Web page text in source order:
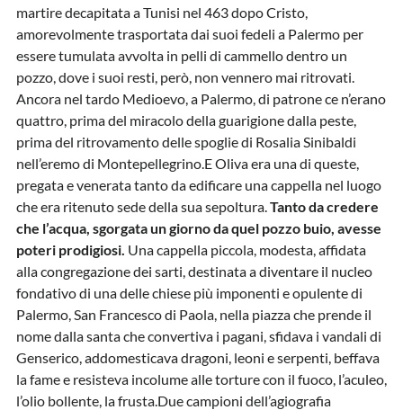
martire decapitata a Tunisi nel 463 dopo Cristo,
amorevolmente trasportata dai suoi fedeli a Palermo per
essere tumulata avvolta in pelli di cammello dentro un
pozzo, dove i suoi resti, però, non vennero mai ritrovati.
Ancora nel tardo Medioevo, a Palermo, di patrone ce n’erano
quattro, prima del miracolo della guarigione dalla peste,
prima del ritrovamento delle spoglie di Rosalia Sinibaldi
nell’eremo di Montepellegrino.E Oliva era una di queste,
pregata e venerata tanto da edificare una cappella nel luogo
che era ritenuto sede della sua sepoltura.Tanto da credere
che l’acqua, sgorgata un giorno da quel pozzo buio, avesse
poteri prodigiosi. Una cappella piccola, modesta, affidata
alla congregazione dei sarti, destinata a diventare il nucleo
fondativo di una delle chiese più imponenti e opulente di
Palermo, San Francesco di Paola, nella piazza che prende il
nome dalla santa che convertiva i pagani, sfidava i vandali di
Genserico, addomesticava dragoni, leoni e serpenti, beffava
la fame e resisteva incolume alle torture con il fuoco, l’aculeo,
l’olio bollente, la frusta.Due campioni dell’agiografia